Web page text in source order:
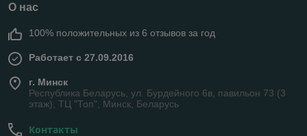
О нас
100% положительных из 6 отзывов за год
Работает с 27.09.2016
г. Минск
Республика Беларусь, ул. Бурдейного 6в, павильон 73 (3
этаж), ТЦ "Топ", Минск, Беларусь
Контакты